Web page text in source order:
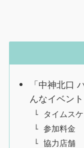
「中神北口
んなイベント
タイムス
参加料金
協力店舗